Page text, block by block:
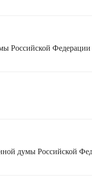
Российской
думы Российской